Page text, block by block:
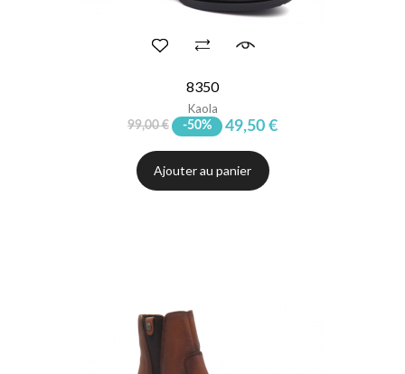
8350
Kaola
99,00 € -50% 49,50 €
Ajouter au panier